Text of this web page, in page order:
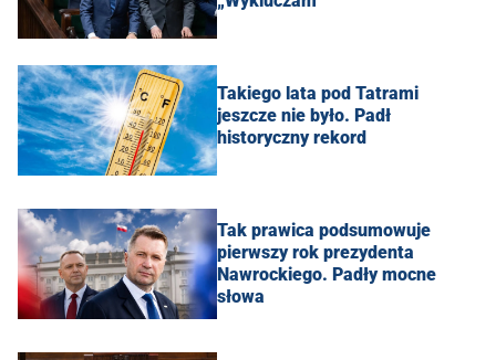
Takiego lata pod Tatrami
jeszcze nie było. Padł
historyczny rekord
Tak prawica podsumowuje
pierwszy rok prezydenta
Nawrockiego. Padły mocne
słowa